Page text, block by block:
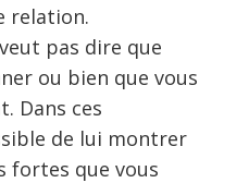
relation.
pas dire que
ou bien que vous
Dans ces
de lui montrer
fortes que vous